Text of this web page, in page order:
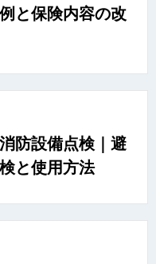
と保険内容の改
防設備点検｜避
と使用方法